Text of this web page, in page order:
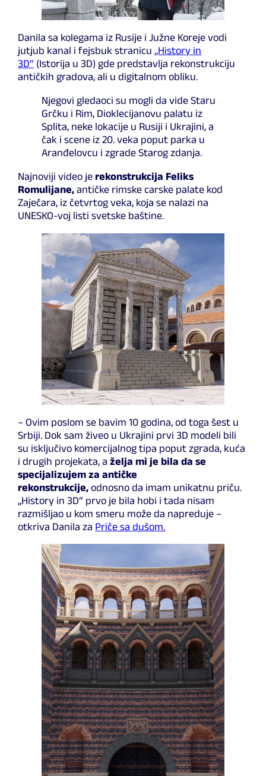
Danila sa kolegama iz Rusije i Južne Koreje vodi
jutjub kanal i fejsbuk stranicu „History in
3D“ (Istorija u 3D) gde predstavlja rekonstrukciju
antičkih gradova, ali u digitalnom obliku.
Njegovi gledaoci su mogli da vide Staru
Grčku i Rim, Dioklecijanovu palatu iz
Splita, neke lokacije u Rusiji i Ukrajini, a
čak i scene iz 20. veka poput parka u
Aranđelovcu i zgrade Starog zdanja.
Najnoviji video je rekonstrukcija Feliks
Romulijane, antičke rimske carske palate kod
Zaječara, iz četvrtog veka, koja se nalazi na
UNESKO-voj listi svetske baštine.
– Ovim poslom se bavim 10 godina, od toga šest u
Srbiji. Dok sam živeo u Ukrajini prvi 3D modeli bili
su isključivo komercijalnog tipa poput zgrada, kuća
i drugih projekata, aželja mi je bila da se
specijalizujem za antičke
rekonstrukcije, odnosno da imam unikatnu priču.
„History in 3D“ prvo je bila hobi i tada nisam
razmišljao u kom smeru može da napreduje –
otkriva Danila za Priče sa dušom.